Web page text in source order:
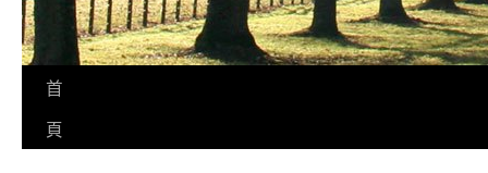
首
頁